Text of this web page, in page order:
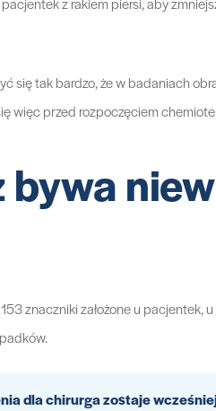
się tak bardzo, że w badaniach
więc przed rozpoczęciem
znaczniki założone u
dla chirurga zostaje